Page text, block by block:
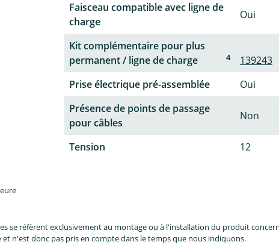
Faisceau compatible avec ligne de
charge
Oui
Kit complémentaire pour plus
permanent / ligne de charge
4
139243
Prise électrique pré-assemblée
Oui
Présence de points de passage
pour câbles
Non
Tension 12
se réfèrent exclusivement au montage ou à l'installation du produit
n'est donc pas pris en compte dans le temps que nous indiquons.